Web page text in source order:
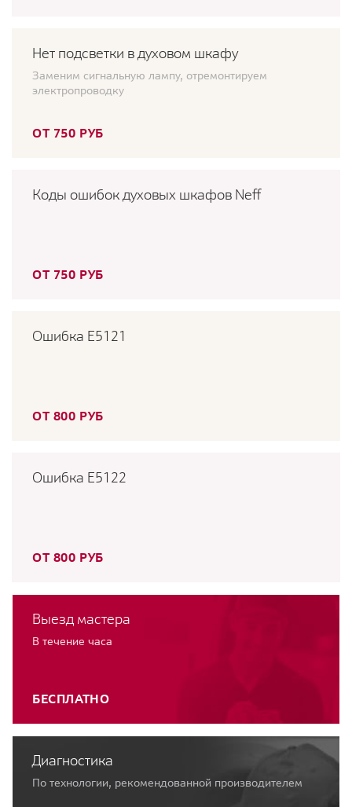
Нет подсветки в духовом шкафу
Заменим сигнальную лампу, отремонтируем
электропроводку
ОТ 750 РУБ
Коды ошибок духовых шкафов Neff
ОТ 750 РУБ
Ошибка E5121
ОТ 800 РУБ
Ошибка E5122
ОТ 800 РУБ
Выезд мастера
В течение часа
БЕСПЛАТНО
Диагностика
По технологии, рекомендованной производителем